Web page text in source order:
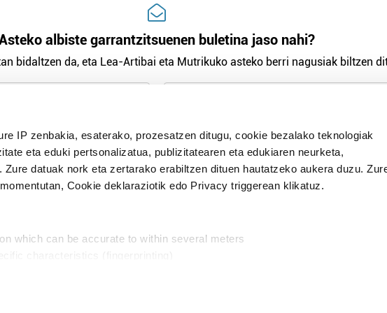
IP zenbakia, esaterako, prozesatzen ditugu, cookie bezalako teknologiak
eta eduki pertsonalizatua, publizitatearen eta edukiaren neurketa,
datuak nork eta zertarako erabiltzen dituen hautatzeko aukera duzu.
Cookie deklaraziotik edo Privacy triggerean klikatuz.
which can be accurate to within several meters
albiste garrantzitsuenen buletina jaso nahi?
bidaltzen da, eta Lea-Artibai eta Mutrikuko asteko berri nagusiak biltzen
Harpidetu
modu librean kontatzea da gure eginkizuna. Horretarako zure